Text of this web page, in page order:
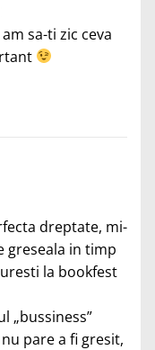
sa-ti zic ceva
dreptate, mi-
greseala in timp
la bookfest
„bussiness”
pare a fi gresit,